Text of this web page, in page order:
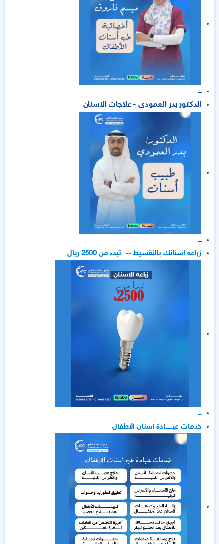
ـــ
الدكتور بدر العمودى - علاجات الاسنان
ـــ
زراعه اسنانك بالتقسيط -- تبدء من 2500 ريال
ـــ
خدمات عيـــــــادة اسنان الأطفال